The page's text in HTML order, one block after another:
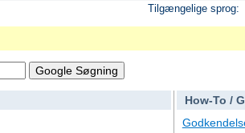
Tilgængelige sprog:
How-To /